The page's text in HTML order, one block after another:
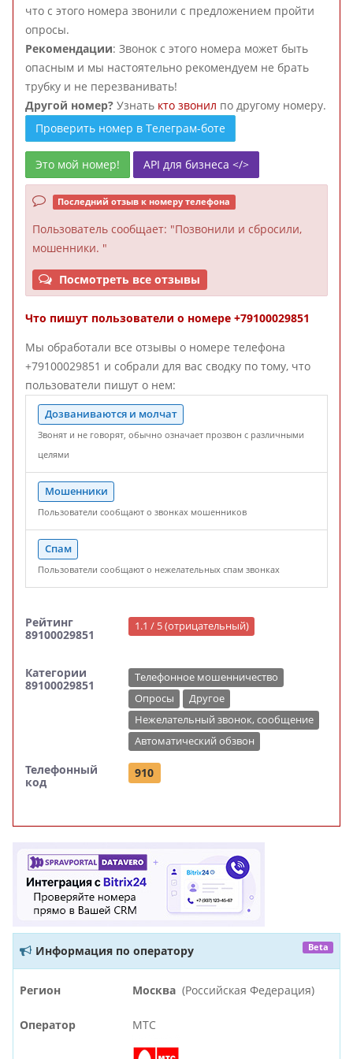
что с этого номера звонили с предложением пройти
опросы.
Рекомендации: Звонок с этого номера может быть
опасным и мы настоятельно рекомендуем не брать
трубку и не перезванивать!
Другой номер? Узнать кто звонил по другому номеру.
Проверить номер в Телеграм-боте
Это мой номер! API для бизнеса </>
Последний отзыв к номеру телефона
Пользователь сообщает: "Позвонили и сбросили,
мошенники. "
Посмотреть все отзывы
Что пишут пользователи о номере +79100029851
Мы обработали все отзывы о номере телефона
+79100029851 и собрали для вас сводку по тому, что
пользователи пишут о нем:
Дозваниваются и молчат
Звонят и не говорят, обычно означает прозвон с различными
целями
Мошенники
Пользователи сообщают о звонках мошенников
Спам
Пользователи сообщают о нежелательных спам звонках
Рейтинг
89100029851
1.1 / 5 (отрицательный)
Категории
89100029851
Телефонное мошенничество
Опросы
Другое
Нежелательный звонок, сообщение
Автоматический обзвон
Телефонный
код
910
Информация по оператору Beta
Регион Москва (Российская Федерация)
Оператор МТС